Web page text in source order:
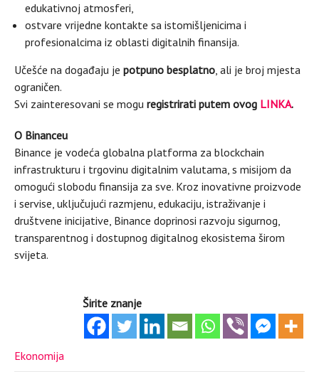
edukativnoj atmosferi,
ostvare vrijedne kontakte sa istomišljenicima i
profesionalcima iz oblasti digitalnih finansija.
Učešće na događaju je potpuno besplatno, ali je broj mjesta
ograničen.
Svi zainteresovani se mogu registrirati putem ovog LINKA.
O Binanceu
Binance je vodeća globalna platforma za blockchain
infrastrukturu i trgovinu digitalnim valutama, s misijom da
omogući slobodu finansija za sve. Kroz inovativne proizvode
i servise, uključujući razmjenu, edukaciju, istraživanje i
društvene inicijative, Binance doprinosi razvoju sigurnog,
transparentnog i dostupnog digitalnog ekosistema širom
svijeta.
Širite znanje
Ekonomija